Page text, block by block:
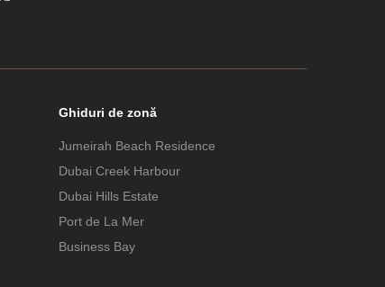
Ghiduri de zonă
Jumeirah Beach Residence
Dubai Creek Harbour
Dubai Hills Estate
Port de La Mer
Business Bay